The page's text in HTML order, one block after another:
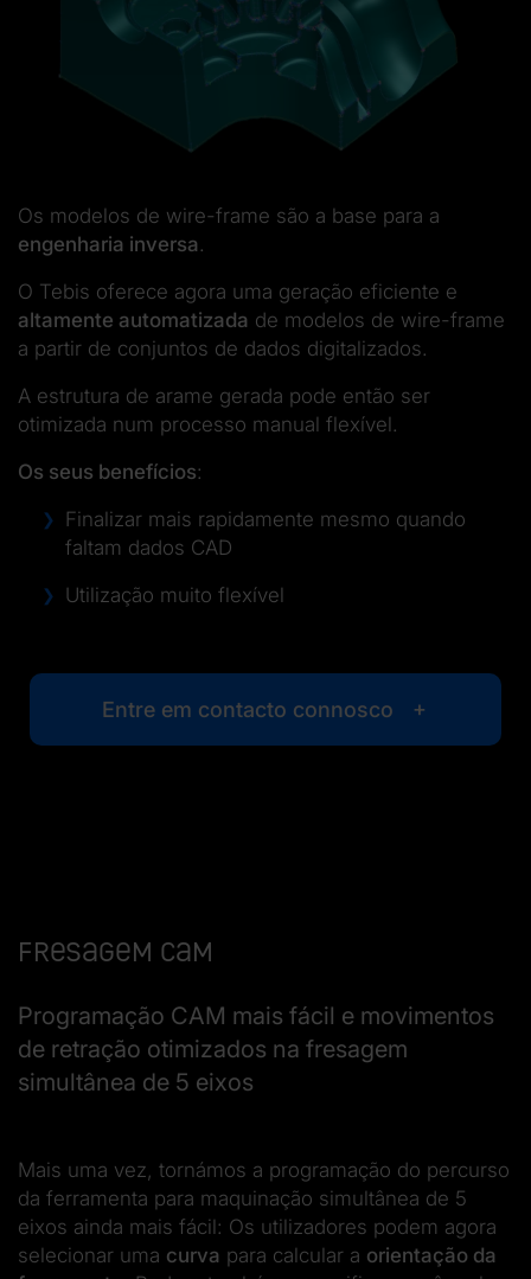
Os modelos de wire-frame são a base para a
engenharia inversa .
O Tebis oferece agora uma geração eficiente e
altamente automatizada de modelos de wire-frame
a partir de conjuntos de dados digitalizados.
A estrutura de arame gerada pode então ser
otimizada num processo manual flexível.
Os seus benefícios:
Finalizar mais rapidamente mesmo quando
faltam dados CAD
Utilização muito flexível
Entre em contacto connosco
Fresagem CAM
Programação CAM mais fácil e movimentos
de retração otimizados na fresagem
simultânea de 5 eixos
Mais uma vez, tornámos a programação do percurso
da ferramenta para maquinação simultânea de 5
eixos ainda mais fácil: Os utilizadores podem agora
selecionar uma curva para calcular a orientação da